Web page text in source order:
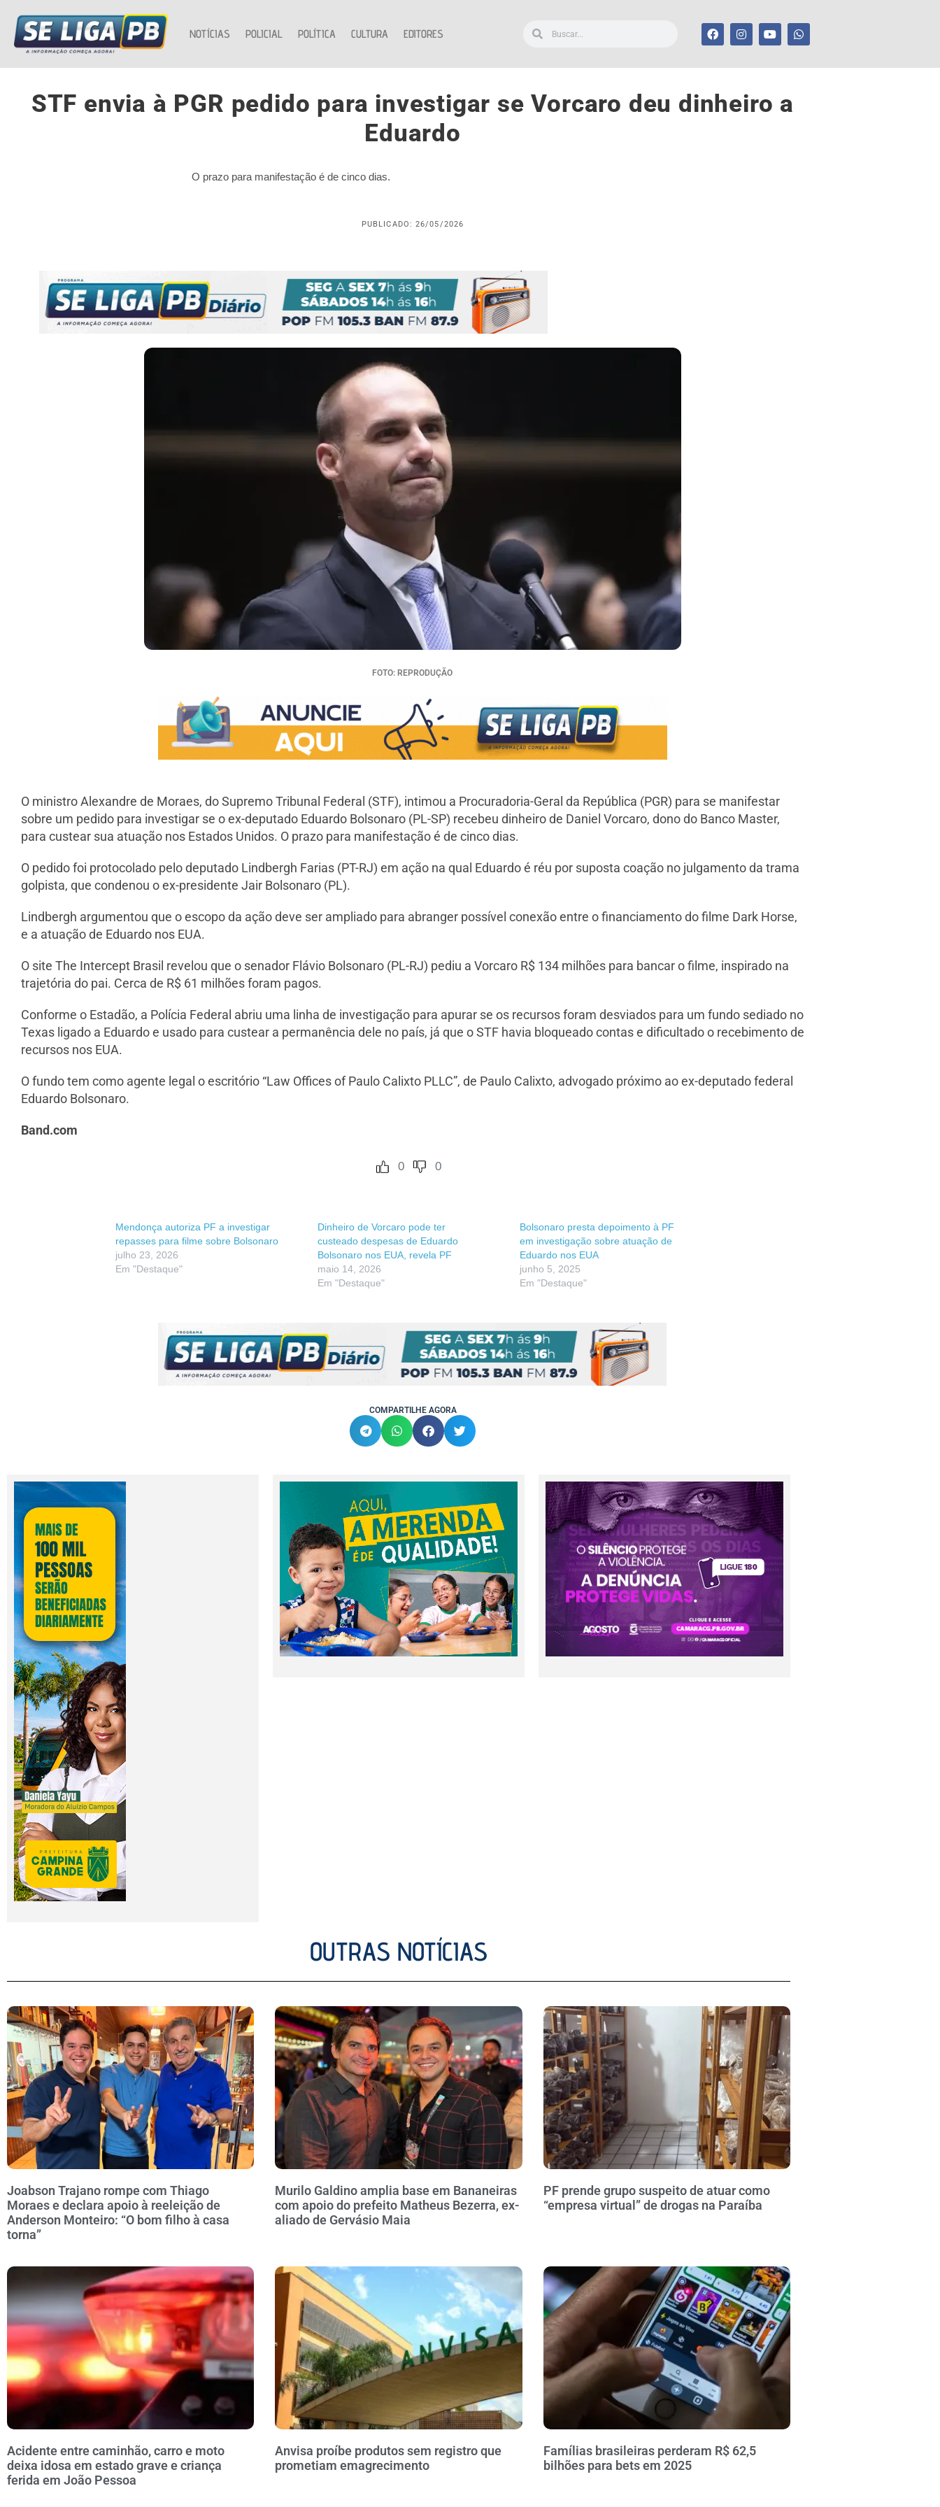
NOTÍCIAS POLICIAL POLÍTICA CULTURA EDITORES
STF envia à PGR pedido para investigar se Vorcaro deu dinheiro a
Eduardo
O prazo para manifestação é de cinco dias.
PUBLICADO: 26/05/2026
FOTO: REPRODUÇÃO
O ministro Alexandre de Moraes, do Supremo Tribunal Federal (STF), intimou a Procuradoria-Geral da República (PGR) para se manifestar
sobre um pedido para investigar se o ex-deputado Eduardo Bolsonaro (PL-SP) recebeu dinheiro de Daniel Vorcaro, dono do Banco Master,
para custear sua atuação nos Estados Unidos. O prazo para manifestação é de cinco dias.
O pedido foi protocolado pelo deputado Lindbergh Farias (PT-RJ) em ação na qual Eduardo é réu por suposta coação no julgamento da trama
golpista, que condenou o ex-presidente Jair Bolsonaro (PL).
Lindbergh argumentou que o escopo da ação deve ser ampliado para abranger possível conexão entre o financiamento do filme Dark Horse,
e a atuação de Eduardo nos EUA.
O site The Intercept Brasil revelou que o senador Flávio Bolsonaro (PL-RJ) pediu a Vorcaro R$ 134 milhões para bancar o filme, inspirado na
trajetória do pai. Cerca de R$ 61 milhões foram pagos.
Conforme o Estadão, a Polícia Federal abriu uma linha de investigação para apurar se os recursos foram desviados para um fundo sediado no
Texas ligado a Eduardo e usado para custear a permanência dele no país, já que o STF havia bloqueado contas e dificultado o recebimento de
recursos nos EUA.
O fundo tem como agente legal o escritório “Law Offices of Paulo Calixto PLLC”, de Paulo Calixto, advogado próximo ao ex-deputado federal
Eduardo Bolsonaro.
Band.com
0 0
Mendonça autoriza PF a investigar
repasses para filme sobre Bolsonaro
julho 23, 2026
Em "Destaque"
Dinheiro de Vorcaro pode ter
custeado despesas de Eduardo
Bolsonaro nos EUA, revela PF
maio 14, 2026
Em "Destaque"
Bolsonaro presta depoimento à PF
em investigação sobre atuação de
Eduardo nos EUA
junho 5, 2025
Em "Destaque"
COMPARTILHE AGORA
OUTRAS NOTÍCIAS
Joabson Trajano rompe com Thiago
Moraes e declara apoio à reeleição de
Anderson Monteiro: “O bom filho à casa
torna”
Murilo Galdino amplia base em Bananeiras
com apoio do prefeito Matheus Bezerra, ex-
aliado de Gervásio Maia
PF prende grupo suspeito de atuar como
“empresa virtual” de drogas na Paraíba
Acidente entre caminhão, carro e moto
deixa idosa em estado grave e criança
ferida em João Pessoa
Anvisa proíbe produtos sem registro que
prometiam emagrecimento
Famílias brasileiras perderam R$ 62,5
bilhões para bets em 2025